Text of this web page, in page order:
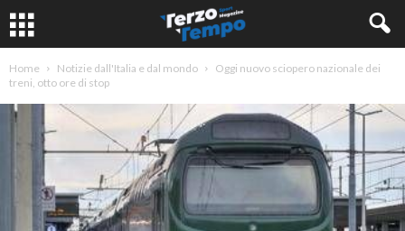
Home Notizie dall'Italia e dal mondo
Oggi nuovo sciopero nazionale dei
treni, otto ore di stop